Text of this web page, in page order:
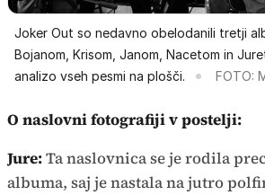
Joker Out so nedavno obelodanili tretji
Bojanom, Krisom, Janom, Nacetom in
analizo vseh pesmi na plošči.
FOTO:
O naslovni fotografiji v postelji:
Jure:Ta naslovnica se je rodila
albuma, saj je nastala na jutro